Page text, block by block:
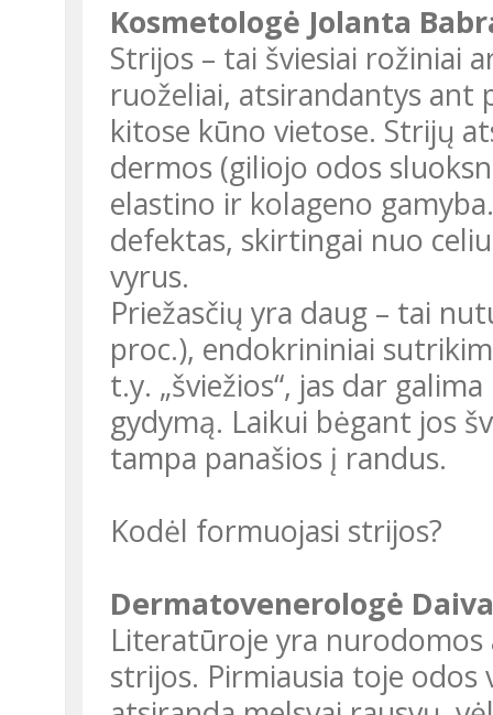
Kosmetologė Jolanta
Strijos – tai šviesiai rožiniai
ruoželiai, atsirandantys ant
kitose kūno vietose. Strijų
dermos (giliojo odos
elastino ir kolageno
defektas, skirtingai nuo
vyrus.
Priežasčių yra daug – tai
proc.), endokrininiai
t.y. „šviežios“, jas dar
gydymą. Laikui bėgant jos
tampa panašios į randus.
Kodėl formuojasi strijos?
Dermatovenerologė
Literatūroje yra
strijos. Pirmiausia toje